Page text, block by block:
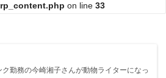
on line 33
ク勤務の今崎湘子さんが動物ライターになっ